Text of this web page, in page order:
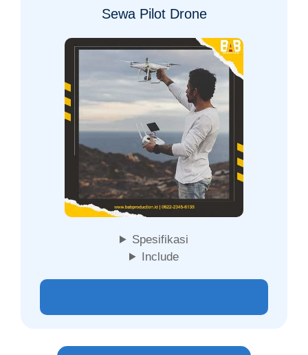
Sewa Pilot Drone
Spesifikasi
Include